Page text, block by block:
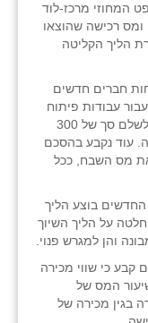
המחוזי מרכז-לוד
רכישה שהוצאו
הליך הקליטה
הקיבוץ לחברות 6 משפחות חברים חדשים
של 200 אלף ש"ח עבור עבודות פיתוח
ותשתיות. בנוסף החברים החדשים נדרשו לשלם סך של 300
עוד נקבע בהסכם
מס השבח, ככל
בוצע הליך
ההחלטה על הליך השיוך
והן למגרש פנוי.
קבע כי שווי מכירה
המס של
תמורה בגין מכירה של